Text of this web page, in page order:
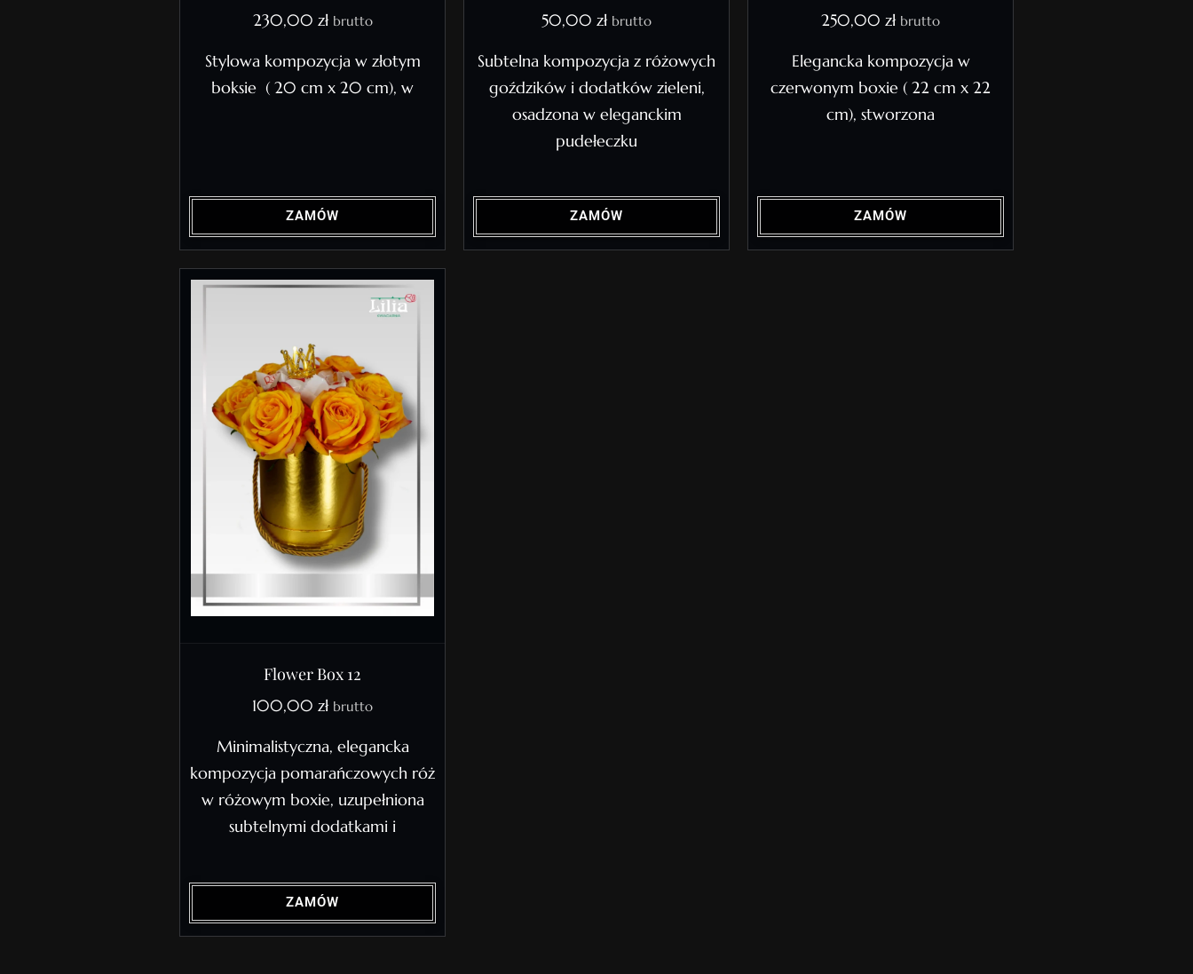
230,00 zł brutto
Stylowa kompozycja w złotym
boksie ( 20 cm x 20 cm), w
ZAMÓW
50,00 zł brutto
Subtelna kompozycja z różowych
goździków i dodatków zieleni,
osadzona w eleganckim
pudełeczku
ZAMÓW
250,00 zł brutto
Elegancka kompozycja w
czerwonym boxie ( 22 cm x 22
cm), stworzona
ZAMÓW
Flower Box 12
100,00 zł brutto
Minimalistyczna, elegancka
kompozycja pomarańczowych róż
w różowym boxie, uzupełniona
subtelnymi dodatkami i
ZAMÓW